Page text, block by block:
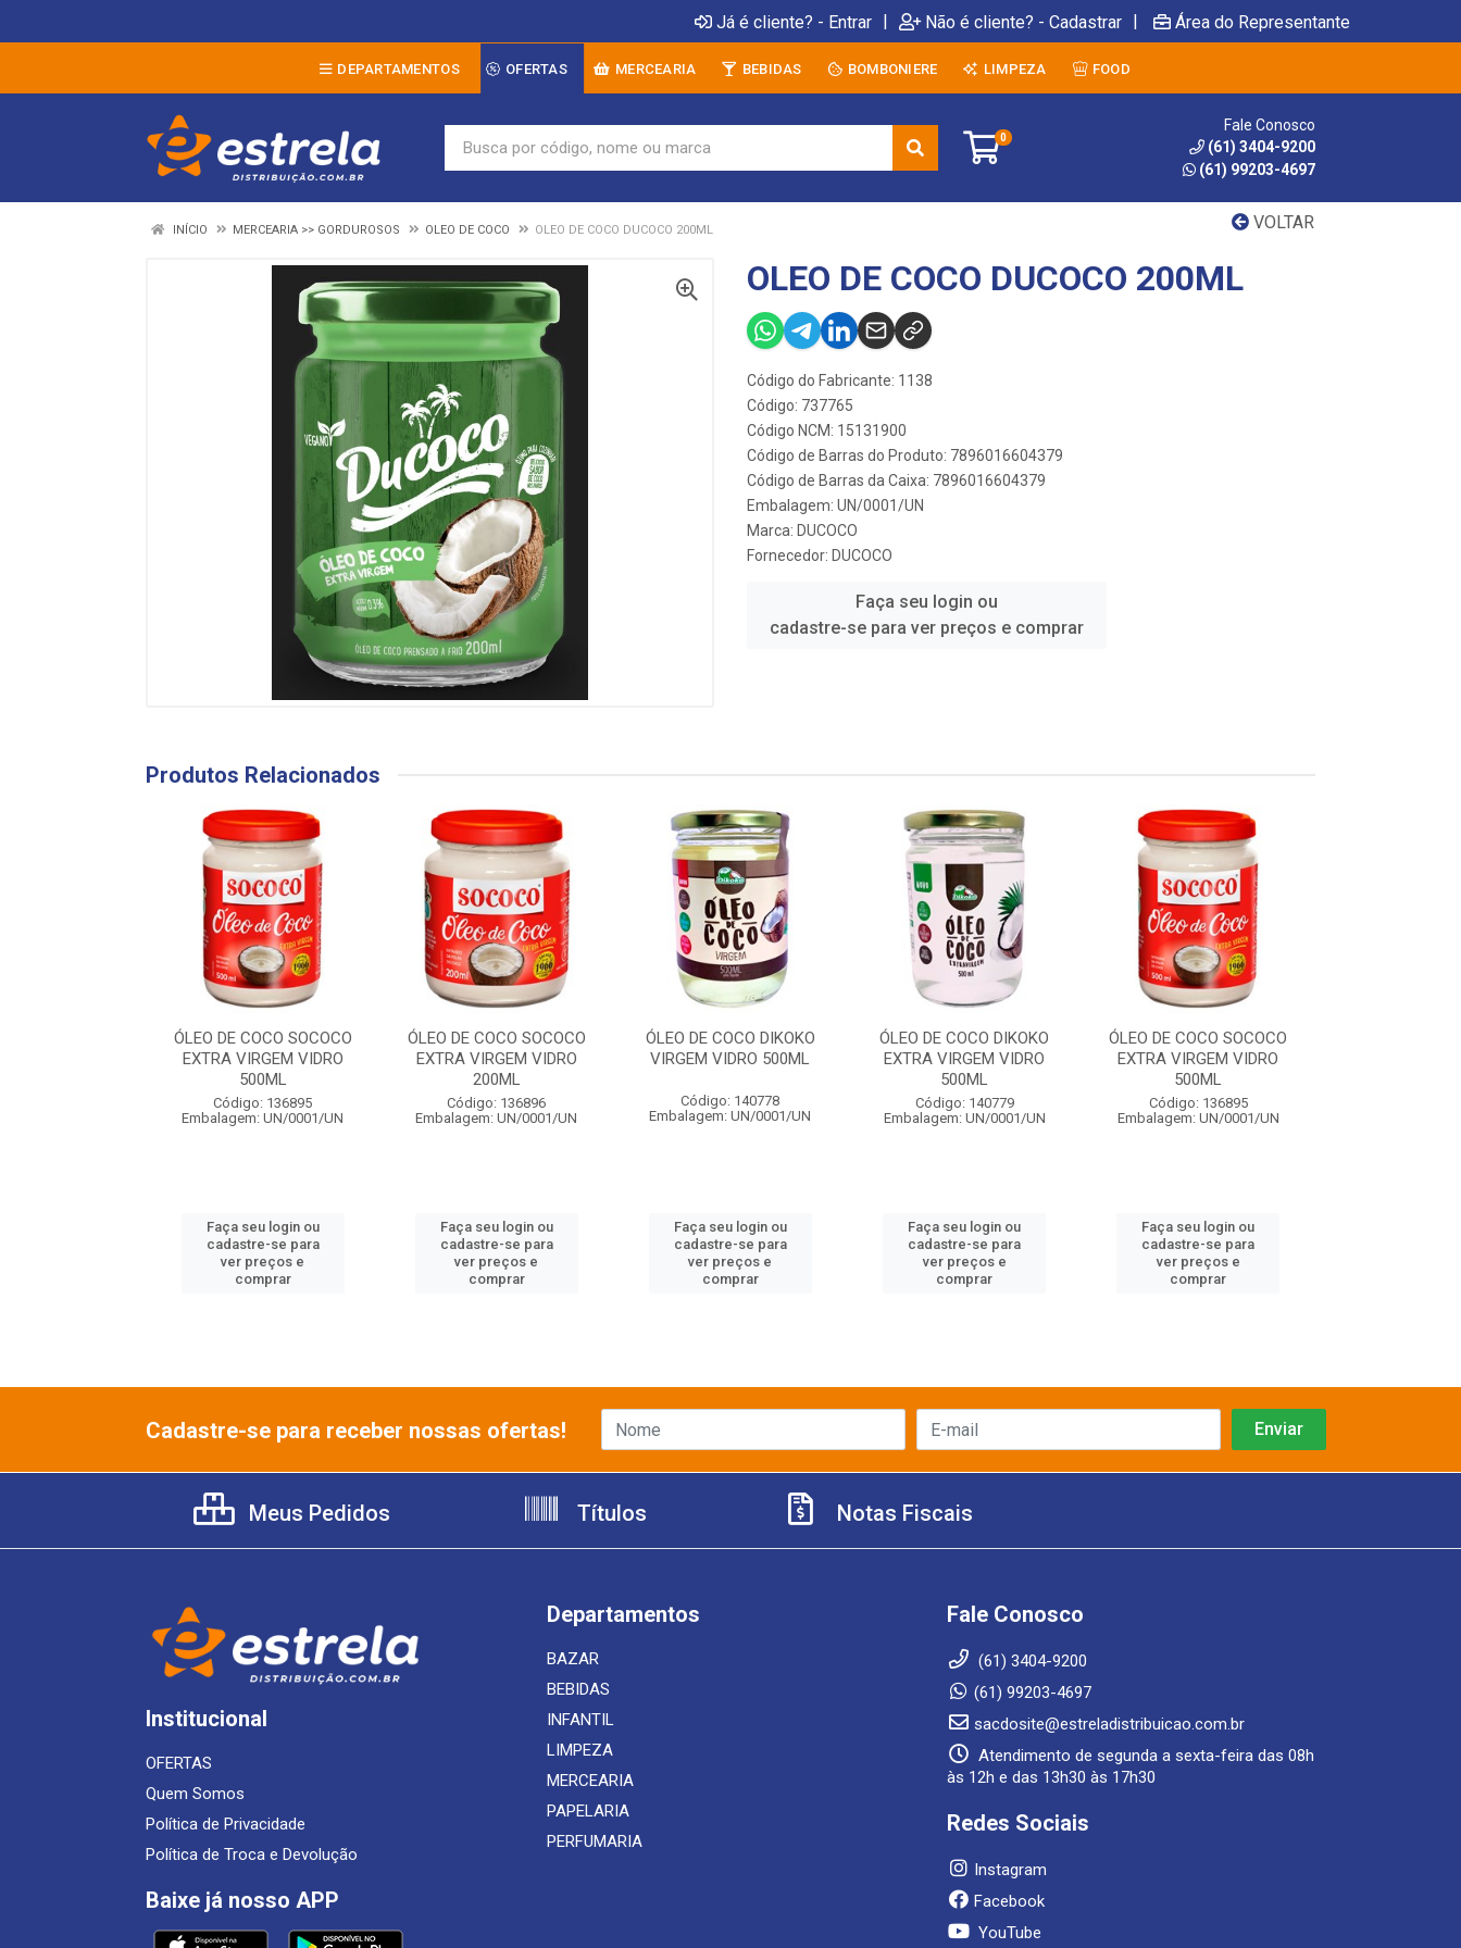
Já é cliente? - Entrar | Não é cliente? - Cadastrar | Área do Representante
DEPARTAMENTOS OFERTAS MERCEARIA BEBIDAS BOMBONIERE LIMPEZA FOOD
0
Fale Conosco
(61) 3404-9200
(61) 99203-4697
VOLTAR
INÍCIO MERCEARIA >> GORDUROSOS OLEO DE COCO OLEO DE COCO DUCOCO 200ML
OLEO DE COCO DUCOCO 200ML
Código do Fabricante: 1138
Código: 737765
Código NCM: 15131900
Código de Barras do Produto: 7896016604379
Código de Barras da Caixa: 7896016604379
Embalagem: UN/0001/UN
Marca: DUCOCO
Fornecedor: DUCOCO
Faça seu login ou
cadastre-se para ver preços e comprar
Produtos Relacionados
ÓLEO DE COCO SOCOCO
EXTRA VIRGEM VIDRO
500ML
Código: 136895
Embalagem: UN/0001/UN
Faça seu login ou
cadastre-se para
ver preços e
comprar
ÓLEO DE COCO SOCOCO
EXTRA VIRGEM VIDRO
200ML
Código: 136896
Embalagem: UN/0001/UN
Faça seu login ou
cadastre-se para
ver preços e
comprar
ÓLEO DE COCO DIKOKO
VIRGEM VIDRO 500ML
Código: 140778
Embalagem: UN/0001/UN
Faça seu login ou
cadastre-se para
ver preços e
comprar
ÓLEO DE COCO DIKOKO
EXTRA VIRGEM VIDRO
500ML
Código: 140779
Embalagem: UN/0001/UN
Faça seu login ou
cadastre-se para
ver preços e
comprar
ÓLEO DE COCO SOCOCO
EXTRA VIRGEM VIDRO
500ML
Código: 136895
Embalagem: UN/0001/UN
Faça seu login ou
cadastre-se para
ver preços e
comprar
Cadastre-se para receber nossas ofertas!
Meus Pedidos Títulos Notas Fiscais
Institucional
OFERTAS
Quem Somos
Política de Privacidade
Política de Troca e Devolução
Baixe já nosso APP
Departamentos
BAZAR
BEBIDAS
INFANTIL
LIMPEZA
MERCEARIA
PAPELARIA
PERFUMARIA
Fale Conosco
(61) 3404-9200
(61) 99203-4697
sacdosite@estreladistribuicao.com.br
Atendimento de segunda a sexta-feira das 08h
às 12h e das 13h30 às 17h30
Redes Sociais
Instagram
Facebook
YouTube